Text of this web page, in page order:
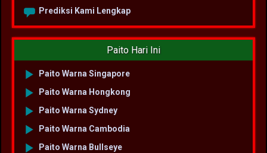
Prediksi Kami Lengkap
Paito Hari Ini
Paito Warna Singapore
Paito Warna Hongkong
Paito Warna Sydney
Paito Warna Cambodia
Paito Warna Bullseye